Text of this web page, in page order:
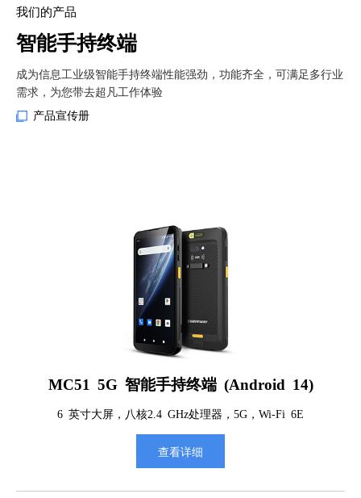
我们的产品
智能手持终端
成为信息工业级智能手持终端性能强劲，功能齐全，可满足多行业
需求，为您带去超凡工作体验
产品宣传册
MC51 5G 智能手持终端 (Android 14)
6 英寸大屏，八核2.4 GHz处理器，5G，Wi-Fi 6E
查看详细